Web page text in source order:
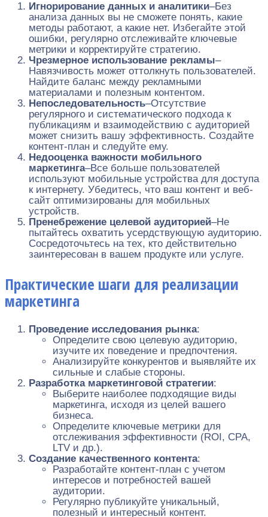
Игнорирование данных и аналитики–Без
анализа данных вы не сможете понять, какие
методы работают, а какие нет. Избегайте этой
ошибки, регулярно отслеживайте ключевые
метрики и корректируйте стратегию.
Чрезмерное использование рекламы–
Навязчивость может оттолкнуть пользователей.
Найдите баланс между рекламными
материалами и полезным контентом.
Непоследовательность–Отсутствие
регулярного и систематического подхода к
публикациям и взаимодействию с аудиторией
может снизить вашу эффективность. Создайте
контент-план и следуйте ему.
Недооценка важности мобильного
маркетинга–Все больше пользователей
используют мобильные устройства для доступа
к интернету. Убедитесь, что ваш контент и веб-
сайт оптимизированы для мобильных
устройств.
Пренебрежение целевой аудиторией–Не
пытайтесь охватить усердствующую аудиторию.
Сосредоточьтесь на тех, кто действительно
заинтересован в вашем продукте или услуге.
Практические шаги для реализации
маркетинга
Проведение исследования рынка:
Определите свою целевую аудиторию,
изучите их поведение и предпочтения.
Анализируйте конкурентов и выявляйте их
сильные и слабые стороны.
Разработка маркетинговой стратегии:
Выберите наиболее подходящие виды
маркетинга, исходя из целей вашего
бизнеса.
Определите ключевые метрики для
отслеживания эффективности (ROI, CPA,
LTV и др.).
Создание качественного контента:
Разработайте контент-план с учетом
интересов и потребностей вашей
аудитории.
Регулярно публикуйте уникальный,
полезный и интересный контент.